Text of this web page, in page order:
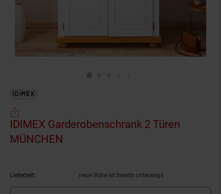
IDIMEX Garderobenschrank 2 Türen
MÜNCHEN
Lieferzeit: neue Ware ist bereits unterwegs